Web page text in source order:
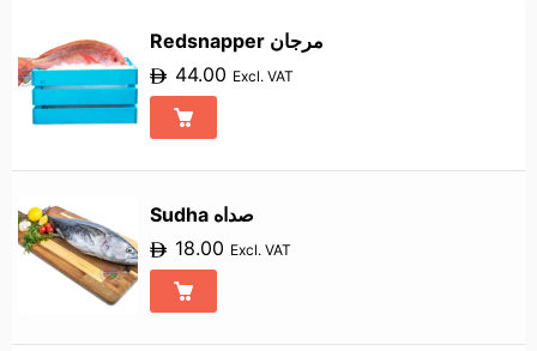
Redsnapper مرجان
44.00 Excl. VAT
Sudha صداه
18.00 Excl. VAT